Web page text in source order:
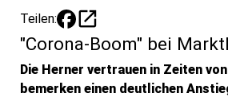
Teilen: open_in_new
"Corona-Boom" bei
Die Herner vertrauen in Zeiten
bemerken einen deutlichen